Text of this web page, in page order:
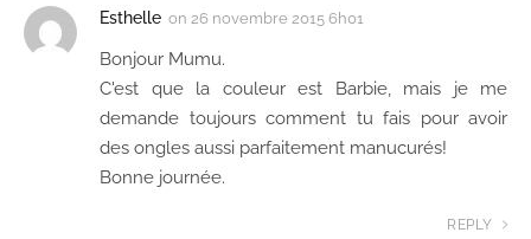
Esthelle on 26 novembre 2015 6h01
Bonjour Mumu.
C'est que la couleur est Barbie, mais je me
demande toujours comment tu fais pour avoir
des ongles aussi parfaitement manucurés!
Bonne journée.
REPLY